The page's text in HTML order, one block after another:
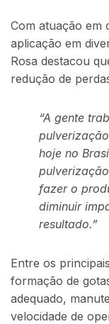
Com atuação em
aplicação em
Rosa destacou
redução de
“A gente
hoje no
fazer o
diminuir
resultado.”
Entre os
formação de
adequado,
velocidade de